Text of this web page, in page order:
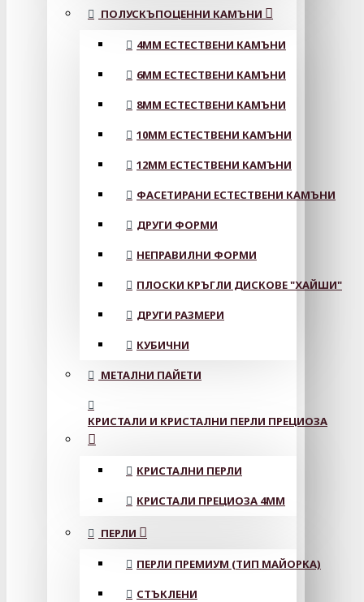
ПОЛУСКЪПОЦЕННИ КАМЪНИ
4MM ЕСТЕСТВЕНИ КАМЪНИ
6MM ЕСТЕСТВЕНИ КАМЪНИ
8MM ЕСТЕСТВЕНИ КАМЪНИ
10MM ЕСТЕСТВЕНИ КАМЪНИ
12MM ЕСТЕСТВЕНИ КАМЪНИ
ФАСЕТИРАНИ ЕСТЕСТВЕНИ КАМЪНИ
ДРУГИ ФОРМИ
НЕПРАВИЛНИ ФОРМИ
ПЛОСКИ КРЪГЛИ ДИСКОВЕ "ХАЙШИ"
ДРУГИ РАЗМЕРИ
КУБИЧНИ
МЕТАЛНИ ПАЙЕТИ
КРИСТАЛИ И КРИСТАЛНИ ПЕРЛИ ПРЕЦИОЗА
КРИСТАЛНИ ПЕРЛИ
КРИСТАЛИ ПРЕЦИОЗА 4ММ
ПЕРЛИ
ПЕРЛИ ПРЕМИУМ (ТИП МАЙОРКА)
СТЪКЛЕНИ